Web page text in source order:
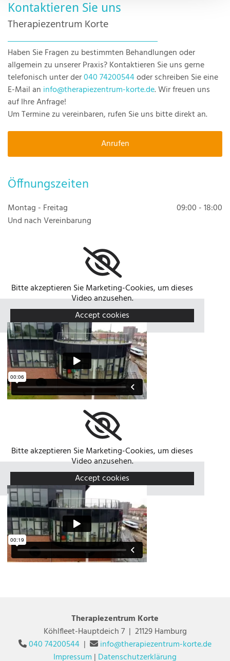
Kontaktieren Sie uns
Therapiezentrum Korte
Haben Sie Fragen zu bestimmten Behandlungen oder
allgemein zu unserer Praxis? Kontaktieren Sie uns gerne
telefonisch unter der040 74200544oder schreiben Sie eine
E-Mail an info@therapiezentrum-korte.de. Wir freuen uns
auf Ihre Anfrage!
Um Termine zu vereinbaren, rufen Sie uns bitte direkt an.
Anrufen
Öffnungszeiten
Montag - Freitag
09:00 - 18:00
Und nach Vereinbarung
Bitte akzeptieren Sie Marketing-Cookies, um dieses
Video anzusehen.
Accept cookies
Bitte akzeptieren Sie Marketing-Cookies, um dieses
Video anzusehen.
Accept cookies
Therapiezentrum Korte
Köhlfleet-Hauptdeich 7 | 21129 Hamburg
 040 74200544 |  info@therapiezentrum-korte.de
Impressum | Datenschutzerklärung